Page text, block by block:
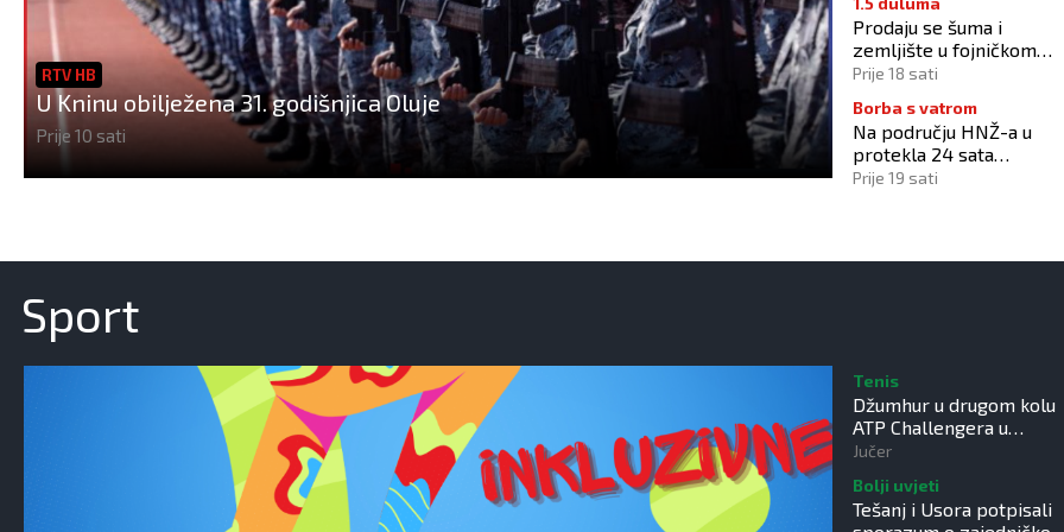
RTV HB
U Kninu obilježena 31. godišnjica Oluje
Prije 10 sati
Prodaju se šuma i
zemljište u fojničkom
naselju Tješilo!
Prije 18 sati
Borba s vatrom
Na području HNŽ-a u
protekla 24 sata
zabilježeno deset
Prije 19 sati
Sport
Tenis
Džumhur u drugom kolu
ATP Challengera u
Poljskoj
Jučer
Bolji uvjeti
Tešanj i Usora potpisali